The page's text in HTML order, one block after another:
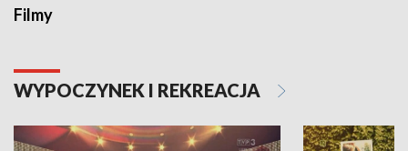
Filmy
WYPOCZYNEK I REKREACJA